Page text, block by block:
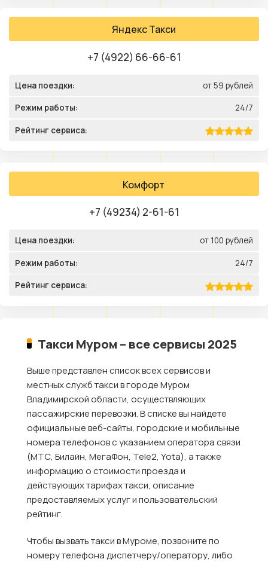
Яндекс Такси
+7 (4922) 66-66-61
Цена поездки: от 59 рублей
Режим работы: 24/7
Рейтинг сервиса:
Комфорт
+7 (49234) 2-61-61
Цена поездки: от 100 рублей
Режим работы: 24/7
Рейтинг сервиса:
Такси Муром – все сервисы 2025
Выше представлен список всех сервисов и
местных служб такси в городе Муром
Владимирской области, осуществляющих
пассажирские перевозки. В списке вы найдете
официальные веб-сайты, городские и мобильные
номера телефонов с указанием оператора связи
(МТС, Билайн, МегаФон, Tele2, Yota), а также
информацию о стоимости проезда и
действующих тарифах такси, описание
предоставляемых услуг и пользовательский
рейтинг.
Чтобы вызвать такси в Муроме, позвоните по
номеру телефона диспетчеру/оператору, либо